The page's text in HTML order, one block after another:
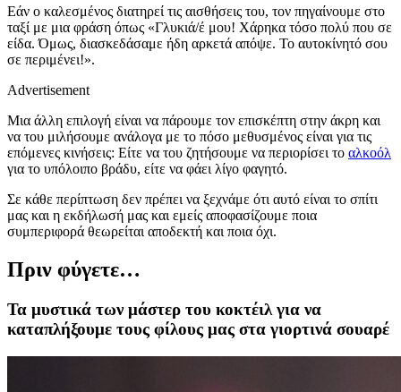
Εάν ο καλεσμένος διατηρεί τις αισθήσεις του, τον πηγαίνουμε στο
ταξί με μια φράση όπως «Γλυκιά/έ μου! Χάρηκα τόσο πολύ που σε
είδα. Όμως, διασκεδάσαμε ήδη αρκετά απόψε. Το αυτοκίνητό σου
σε περιμένει!».
Advertisement
Μια άλλη επιλογή είναι να πάρουμε τον επισκέπτη στην άκρη και
να του μιλήσουμε ανάλογα με το πόσο μεθυσμένος είναι για τις
επόμενες κινήσεις: Eίτε να του ζητήσουμε να περιορίσει το αλκοόλ
για το υπόλοιπο βράδυ, είτε να φάει λίγο φαγητό.
Σε κάθε περίπτωση δεν πρέπει να ξεχνάμε ότι αυτό είναι το σπίτι
μας και η εκδήλωσή μας και εμείς αποφασίζουμε ποια
συμπεριφορά θεωρείται αποδεκτή και ποια όχι.
Πριν φύγετε…
Τα μυστικά των μάστερ του κοκτέιλ για να
καταπλήξουμε τους φίλους μας στα γιορτινά σουαρέ